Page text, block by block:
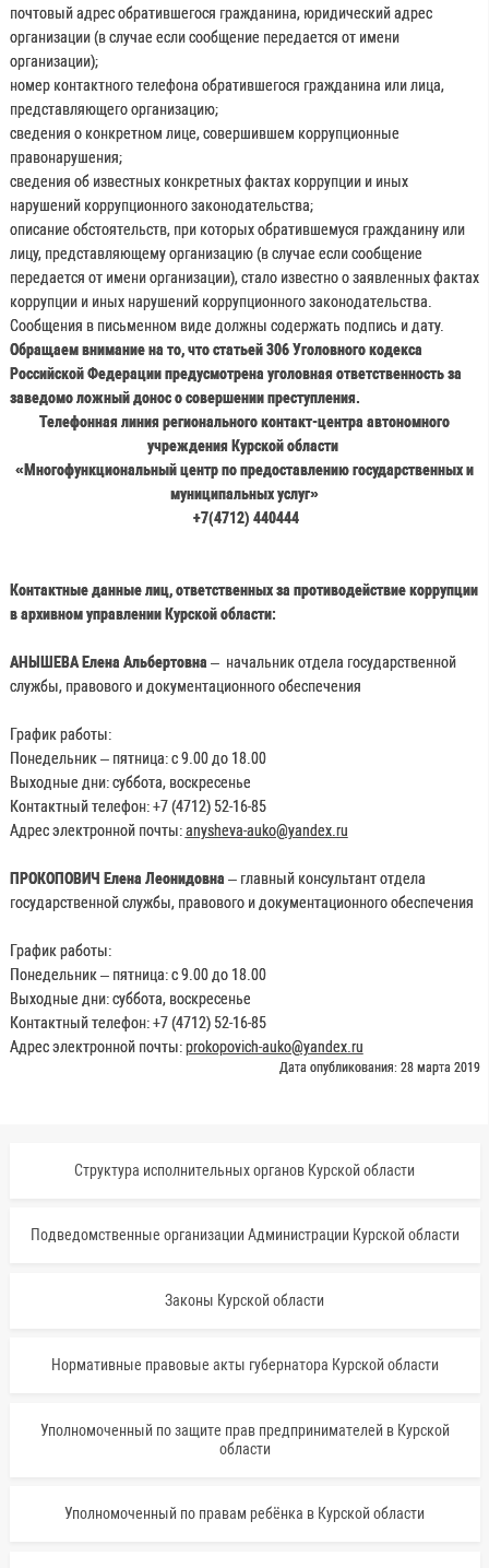
почтовый адрес обратившегося гражданина, юридический адрес
организации (в случае если сообщение передается от имени
организации);
номер контактного телефона обратившегося гражданина или лица,
представляющего организацию;
сведения о конкретном лице, совершившем коррупционные
правонарушения;
сведения об известных конкретных фактах коррупции и иных
нарушений коррупционного законодательства;
описание обстоятельств, при которых обратившемуся гражданину или
лицу, представляющему организацию (в случае если сообщение
передается от имени организации), стало известно о заявленных фактах
коррупции и иных нарушений коррупционного законодательства.
Сообщения в письменном виде должны содержать подпись и дату.
Обращаем внимание на то, что статьей 306 Уголовного кодекса
Российской Федерации предусмотрена уголовная ответственность за
заведомо ложный донос о совершении преступления.
Телефонная линия регионального контакт-центра автономного
учреждения Курской области
«Многофункциональный центр по предоставлению государственных и
муниципальных услуг»
+7(4712) 440444
Контактные данные лиц, ответственных за противодействие коррупции
в архивном управлении Курской области:
АНЫШЕВА Елена Альбертовна – начальник отдела государственной
службы, правового и документационного обеспечения
График работы:
Понедельник – пятница: с 9.00 до 18.00
Выходные дни: суббота, воскресенье
Контактный телефон: +7 (4712) 52-16-85
Адрес электронной почты:anysheva-auko@yandex.ru
ПРОКОПОВИЧ Елена Леонидовна – главный консультант отдела
государственной службы, правового и документационного обеспечения
График работы:
Понедельник – пятница: с 9.00 до 18.00
Выходные дни: суббота, воскресенье
Контактный телефон: +7 (4712) 52-16-85
Адрес электронной почты:prokopovich-auko@yandex.ru
Дата опубликования: 28 марта 2019
Структура исполнительных органов Курской области
Подведомственные организации Администрации Курской области
Законы Курской области
Нормативные правовые акты губернатора Курской области
Уполномоченный по защите прав предпринимателей в Курской
области
Уполномоченный по правам ребёнка в Курской области